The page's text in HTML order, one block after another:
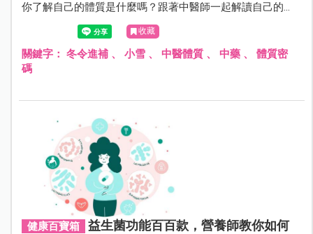
你了解自己的體質是什麼嗎？跟著中醫師一起解讀自己的
身體密碼，了解進補方式，才不會吃錯反傷身喔！
收藏
關鍵字： 冬令進補、 小雪、 中醫體質、 中藥、 體質密
碼
健康百寶箱
益生菌功能百百款，營養師教你如何